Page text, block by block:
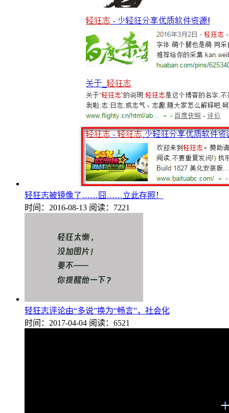
轻狂志被镜像了……囧……立此存照！
时间：2016-08-13 阅读：7221
轻狂志评论由“多说”换为“畅言”，社会化
时间：2017-04-04 阅读：6521